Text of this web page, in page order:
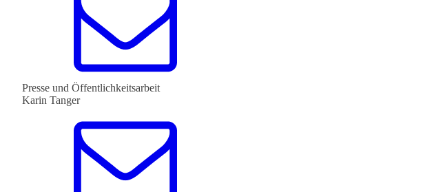
Presse und Öffentlichkeitsarbeit
Karin Tanger